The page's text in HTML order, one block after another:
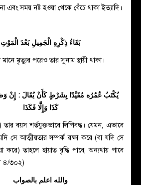
এবং সময় নষ্ট হওয়া থেকে বেঁচে থাকা ইত্যাদি।
بَقَاءُ ذِكْرِهِ الْجَمِيلِ بَعْدَ الْمَوْتِ
মানে মৃত্যুর পরেও তার সুনাম স্থায়ী থাকা।
يُكْتَبُ عُمُرُه مُقَيَّدًا بِشَرْطٍ كَأَنْ يُقَالَ : إِنْ
كَذَا وَإِلَّا فَكَذَا
বয়স শর্তযুক্তভাবে লিপিবদ্ধ। যেমন, এভাবে
সে আত্মীয়তার সম্পর্ক রক্ষা করে (বা যদি সে
করে) তাহলে হায়াত বৃদ্ধি পাবে, অন্যথায় পাবে
৪/৩০২)
والله اعلم بالصواب